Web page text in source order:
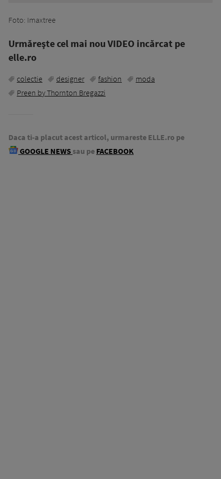
Foto: Imaxtree
Urmăreşte cel mai nou VIDEO incărcat pe
elle.ro
colectie designer fashion
moda
Preen by Thornton Bregazzi
Daca ti-a placut acest articol, urmareste ELLE.ro pe
GOOGLE NEWS sau pe FACEBOOK